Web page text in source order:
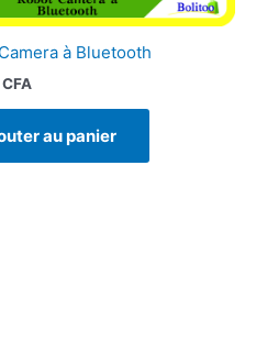
à Bluetooth
CFA
au panier